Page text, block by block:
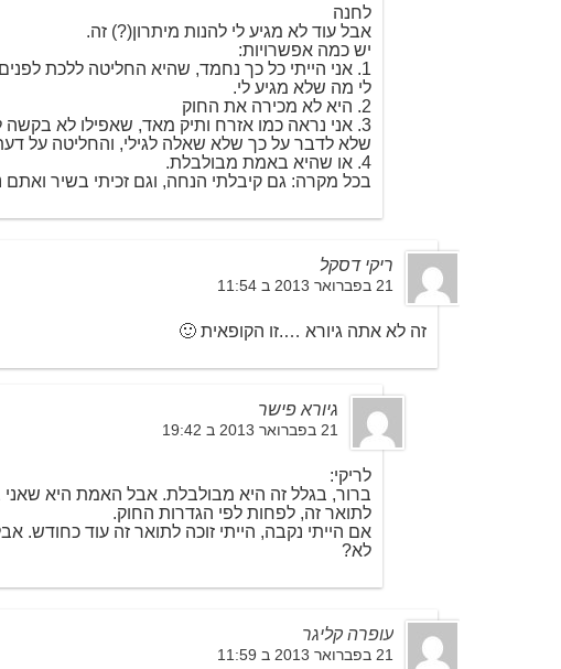
לחנה
אבל עוד לא מגיע לי להנות מיתרון(?) זה.
יש כמה אפשרויות:
1. אני הייתי כל כך נחמד, שהיא החליטה ללכת
לי מה שלא מגיע לי.
2. היא לא מכירה את החוק
3. אני נראה כמו אזרח ותיק מאד, שאפילו לא
שלא לדבר על כך שלא שאלה לגילי, והחליטה על
4. או שהיא באמת מבולבלת.
בכל מקרה: גם קיבלתי הנחה, וגם זכיתי בשיר ואתם
ריקי דסקל
21 בפברואר 2013 ב 11:54
זה לא אתה גיורא ….זו הקופאית 🙂
גיורא פישר
21 בפברואר 2013 ב 19:42
לריקי:
ברור, בגלל זה היא מבולבלת. אבל האמת היא שאני
לתואר זה, לפחות לפי הגדרות החוק.
אם הייתי נקבה, הייתי זוכה לתואר זה עוד כחודש.
לא?
עופרה קליגר
21 בפברואר 2013 ב 11:59